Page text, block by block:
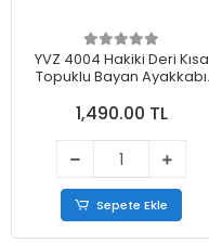
YVZ 4004 Hakiki Deri Kısa
Topuklu Bayan Ayakkabı
1,490.00 TL
Sepete Ekle